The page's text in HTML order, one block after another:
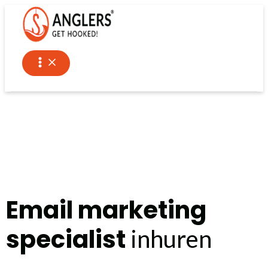
naar
inhoud
Email marketing
specialist inhuren